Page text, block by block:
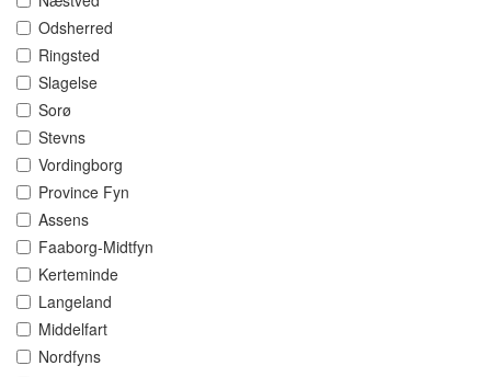
Odsherred
Ringsted
Slagelse
Sorø
Stevns
Vordingborg
Province Fyn
Assens
Faaborg-Midtfyn
Kerteminde
Langeland
Middelfart
Nordfyns